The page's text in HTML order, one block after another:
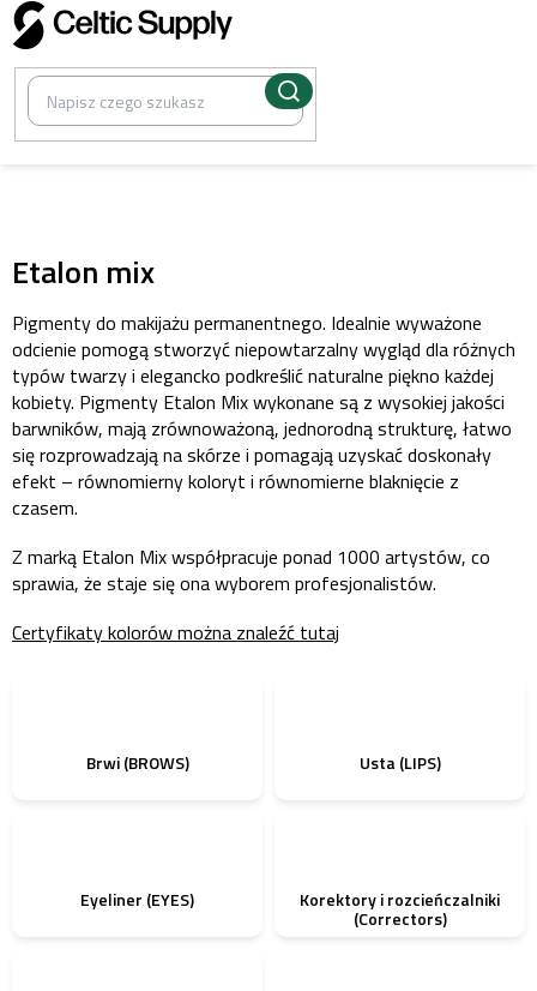
Przejść
do
treści
Etalon mix
Pigmenty do makijażu permanentnego. Idealnie wyważone
odcienie pomogą stworzyć niepowtarzalny wygląd dla różnych
typów twarzy i elegancko podkreślić naturalne piękno każdej
kobiety. Pigmenty Etalon Mix wykonane są z wysokiej jakości
barwników, mają zrównoważoną, jednorodną strukturę, łatwo
się rozprowadzają na skórze i pomagają uzyskać doskonały
efekt – równomierny koloryt i równomierne blaknięcie z
czasem.
Z marką Etalon Mix współpracuje ponad 1000 artystów, co
sprawia, że ​​staje się ona wyborem profesjonalistów.
Certyfikaty kolorów można znaleźć tutaj
Brwi (BROWS) Usta (LIPS)
Eyeliner (EYES) Korektory i rozcieńczalniki
(Correctors)